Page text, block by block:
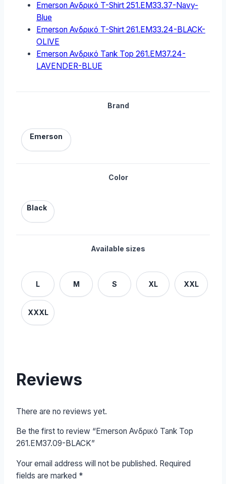
Emerson Ανδρικό T-Shirt 251.EM33.37-Navy-
Blue
Emerson Ανδρικό T-Shirt 261.EM33.24-BLACK-
OLIVE
Emerson Ανδρικό Tank Top 261.EM37.24-
LAVENDER-BLUE
Brand
Emerson
Color
Black
Available sizes
L M S XL XXL
XXXL
Reviews
There are no reviews yet.
Be the first to review “Emerson Ανδρικό Tank Top
261.EM37.09-BLACK”
Your email address will not be published. Required
fields are marked *